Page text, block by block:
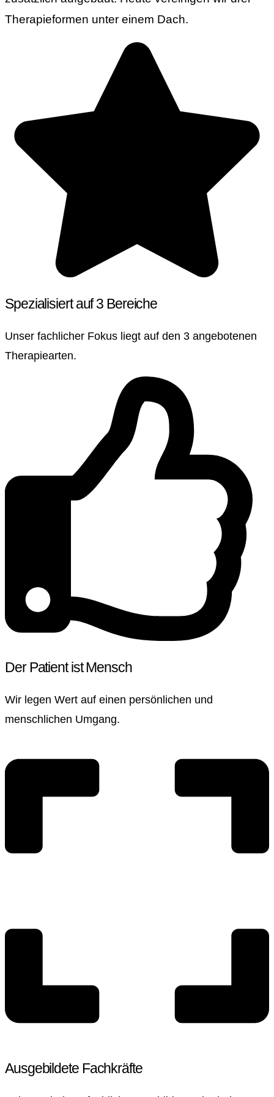
Therapieformen unter einem Dach.
Spezialisiert auf 3 Bereiche
Unser fachlicher Fokus liegt auf den 3 angebotenen
Therapiearten.
Der Patient ist Mensch
Wir legen Wert auf einen persönlichen und
menschlichen Umgang.
Ausgebildete Fachkräfte